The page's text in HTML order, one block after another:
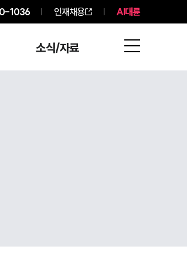
1036 인재채용 AI대륜
소식/자료